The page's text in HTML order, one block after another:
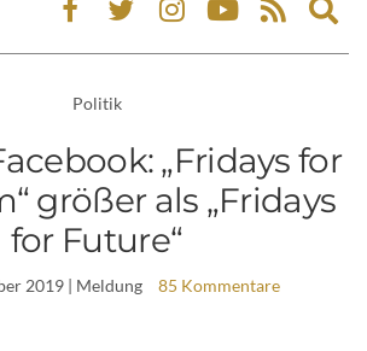
Politik
„Fridays for
größer als „Fridays
for Future“
2019| Meldung 85 Kommentare